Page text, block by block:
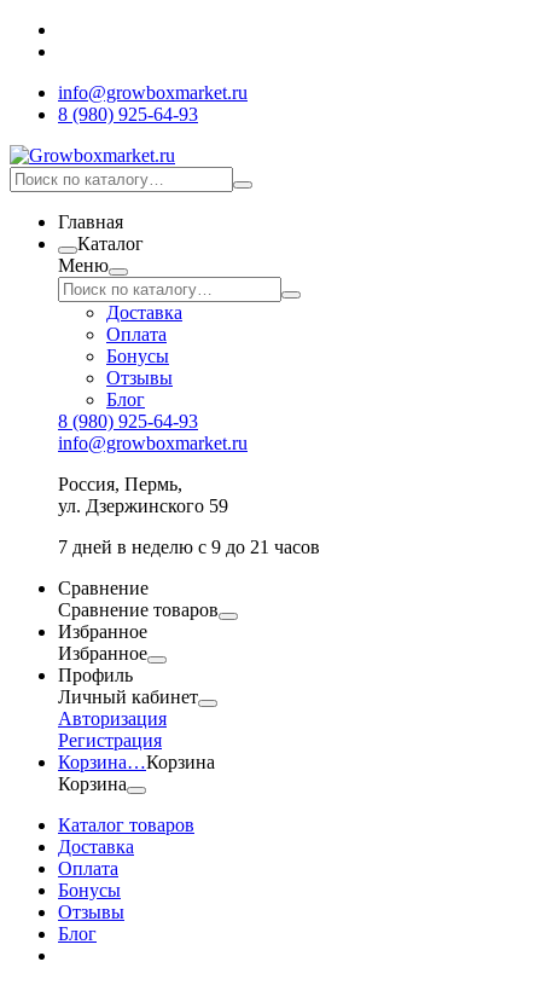
info@growboxmarket.ru
8 (980) 925-64-93
Главная
Каталог
Меню
Доставка
Оплата
Бонусы
Отзывы
Блог
8 (980) 925-64-93
info@growboxmarket.ru
Россия, Пермь,
ул. Дзержинского 59
7 дней в неделю с 9 до 21 часов
Сравнение
Сравнение товаров
Избранное
Избранное
Профиль
Личный кабинет
Авторизация
Регистрация
Корзина…Корзина
Корзина
Каталог товаров
Доставка
Оплата
Бонусы
Отзывы
Блог